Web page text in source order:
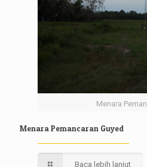
Menara
Menara Pemancaran Guyed
Baca lebih lanjut